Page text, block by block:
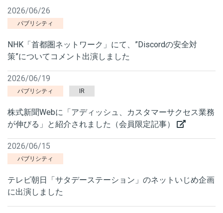
2026/06/26
パブリシティ
NHK「首都圏ネットワーク」にて、”Discordの安全対
策”についてコメント出演しました
2026/06/19
パブリシティ IR
株式新聞Webに「アディッシュ、カスタマーサクセス業務
が伸びる」と紹介されました（会員限定記事）
2026/06/15
パブリシティ
テレビ朝日「サタデーステーション」のネットいじめ企画
に出演しました